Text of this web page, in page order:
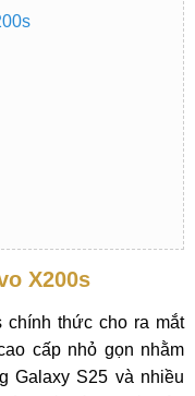
X200s
chính thức cho ra mắt
cấp nhỏ gọn nhằm
Galaxy S25 và nhiều